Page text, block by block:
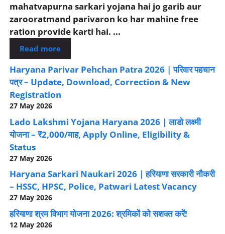
mahatvapurna sarkari yojana hai jo garib aur
zarooratmand parivaron ko har mahine free
ration provide karti hai. ...
Read more
Haryana Parivar Pehchan Patra 2026 | परिवार पहचान
पत्र – Update, Download, Correction & New
Registration
27 May 2026
Lado Lakshmi Yojana Haryana 2026 | लाडो लक्ष्मी
योजना – ₹2,000/माह, Apply Online, Eligibility &
Status
27 May 2026
Haryana Sarkari Naukari 2026 | हरियाणा सरकारी नौकरी
– HSSC, HPSC, Police, Patwari Latest Vacancy
27 May 2026
हरियाणा श्रम विभाग योजना 2026: श्रमिकों को सशक्त करें!
12 May 2026